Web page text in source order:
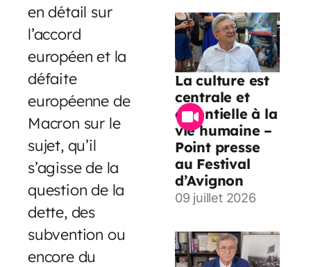
en détail sur
l’accord
européen et la
défaite
européenne de
Macron sur le
sujet, qu’il
s’agisse de la
question de la
dette, des
subvention ou
encore du
La culture est
centrale et
essentielle à la
vie humaine –
Point presse
au Festival
d’Avignon
09 juillet 2026